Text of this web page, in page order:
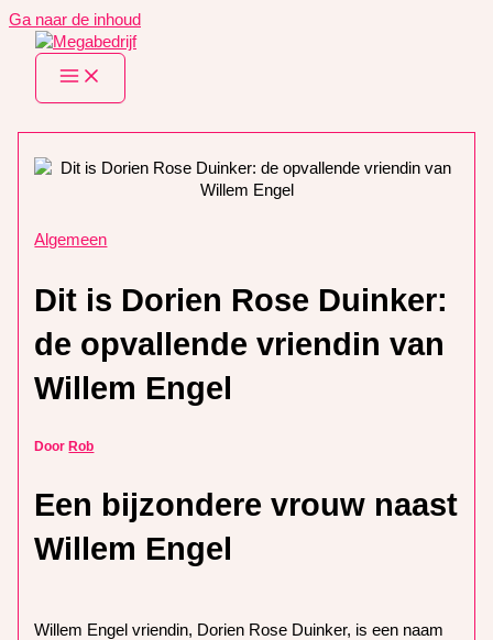
Ga naar de inhoud
Algemeen
Dit is Dorien Rose Duinker:
de opvallende vriendin van
Willem Engel
DoorRob
Een bijzondere vrouw naast
Willem Engel
Willem Engel vriendin, Dorien Rose Duinker, is een naam